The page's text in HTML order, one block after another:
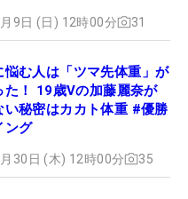
9日 (日) 12時00分 31
悩む人は「ツマ先体重」が
た！ 19歳Vの加藤麗奈が
い秘密はカカト体重 #優勝
ング
30日 (木) 12時00分 35